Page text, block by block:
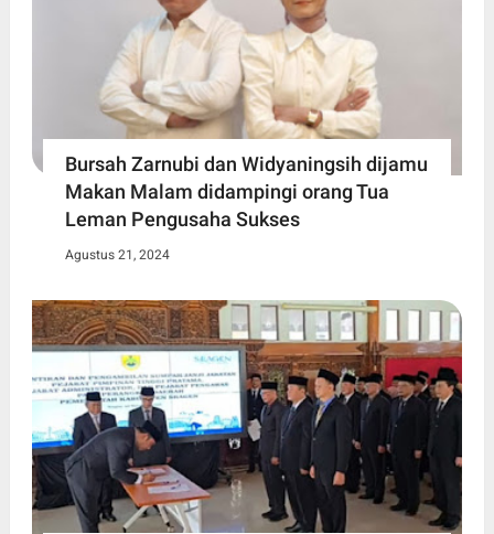
Bursah Zarnubi dan Widyaningsih dijamu
Makan Malam didampingi orang Tua
Leman Pengusaha Sukses
Agustus 21, 2024